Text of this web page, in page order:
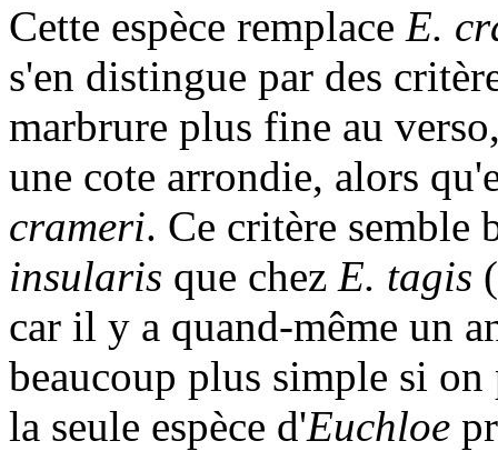
Cette espèce remplace E.
s'en distingue par des
marbrure plus fine au
une cote arrondie, alors
crameri. Ce critère semble
insularis que chez E. tagis
car il y a quand-même un
beaucoup plus simple si
la seule espèce d'Euchloe